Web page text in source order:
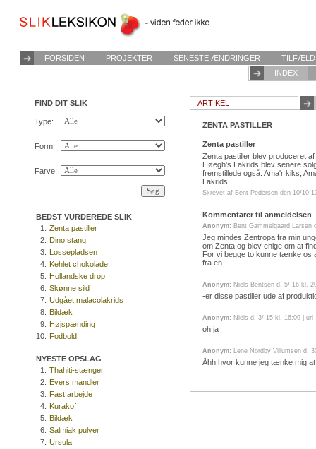
FORSIDEN PROJEKTER SENESTE ÆNDRINGER
INDEX
FIND DIT SLIK
Type:
Form:
Farve:
BEDST VURDEREDE SLIK
1.
Zenta pastiller
2. Dino stang
3. Lossepladsen
4. Kehlet chokolade
5. Hollandske drop
6. Skønne sild
7. Udgået malacolakrids
8. Bildæk
9. Højspænding
10. Fodbold
NYESTE OPSLAG
1.
Thahiti-stænger
2. Evers mandler
3. Fast arbejde
4. Kurakof
5. Bildæk
6. Salmiak pulver
7. Ursula
ARTIKEL
ZENTA PASTILLER
Zenta pastiller
Zenta pastiller blev produceret
Høegh's Lakrids blev senere
fremstillede også: Ama'r kiks,
Lakrids.
Skrevet af Bent Pedersen den 10/10-
Kommentarer til anmeldelsen
Anonym: Bent Gammelgaard
Jeg mindes Zentropa fra min
om Zenta og blev enige om at
For vi begge to kunne tænke os
fra en .
Anonym: Niels Bentsen d. 5/-16 kl.
-er disse pastiller ude af
Anonym: Niels d. 3/-15 kl. 16:09 | url
oh ja
Anonym: Lene Nordby Villumsen d.
Åhh hvor kunne jeg tænke mig